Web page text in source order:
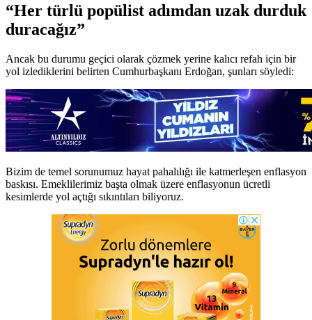
“Her türlü popülist adımdan uzak durduk
duracağız”
Ancak bu durumu geçici olarak çözmek yerine kalıcı refah için bir
yol izlediklerini belirten Cumhurbaşkanı Erdoğan, şunları söyledi:
Bizim de temel sorunumuz hayat pahalılığı ile katmerleşen enflasyon
baskısı. Emeklilerimiz başta olmak üzere enflasyonun ücretli
kesimlerde yol açtığı sıkıntıları biliyoruz.